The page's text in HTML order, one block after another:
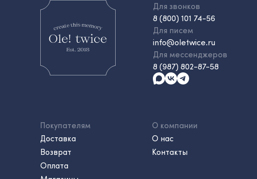
Для звонков
8 (800) 101 74-56
Для писем
info@oletwice.ru
Для мессенджеров
8 (987) 802-87-58
Покупателям
Доставка
Возврат
Оплата
О компании
О нас
Контакты